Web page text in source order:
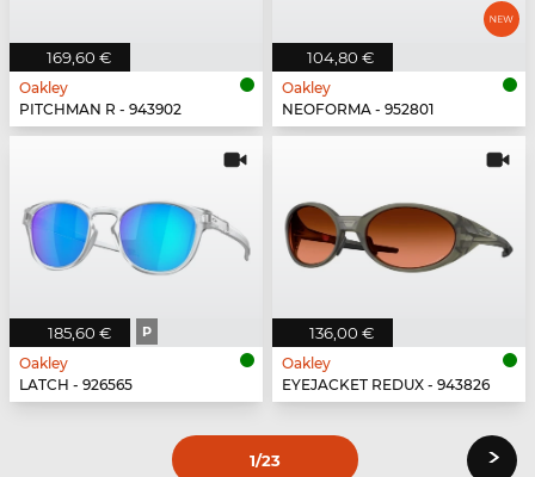
169,60 €
Oakley
PITCHMAN R - 943902
104,80 €
Oakley
NEOFORMA - 952801
185,60 € P
Oakley
LATCH - 926565
136,00 €
Oakley
EYEJACKET REDUX - 943826
1/23 ›